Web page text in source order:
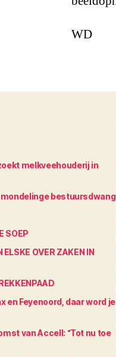
WD
melkveehouderij in
bestuursdwang
SOEP
ELSKE OVER ZAKEN IN
en Feyenoord, daar word je
van Accell: “Tot nu toe